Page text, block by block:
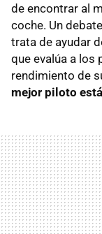
de encontrar al
coche. Un
trata de ayudar
que evalúa a los
rendimiento de
mejor piloto